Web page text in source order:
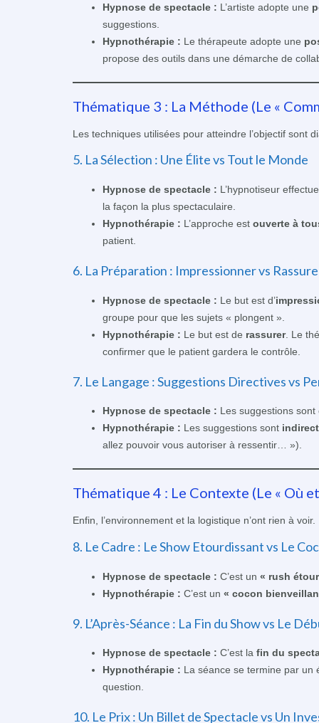
Hypnose de spectacle : L’artiste adopte une
suggestions.
Hypnothérapie : Le thérapeute adopte une
propose des outils dans une démarche de
Thématique 3 : La Méthode (Le «
Les techniques utilisées pour atteindre l’objectif sont
5. La Sélection : Une Élite vs Tout le Monde
Hypnose de spectacle : L’hypnotiseur
la façon la plus spectaculaire.
Hypnothérapie : L’approche est ouverte à
patient.
6. La Préparation : Impressionner vs
Hypnose de spectacle : Le but est d’
groupe pour que les sujets « plongent ».
Hypnothérapie : Le but est de rassurer. Le
confirmer que le patient gardera le contrôle.
7. Le Langage : Suggestions Directives vs
Hypnose de spectacle : Les suggestions sont
Hypnothérapie : Les suggestions sont
allez pouvoir vous autoriser à ressentir… »).
Thématique 4 : Le Contexte (Le « Où
Enfin, l’environnement et la logistique n’ont rien à voir.
8. Le Cadre : Le Show Etourdissant vs Le
Hypnose de spectacle : C’est un « rush
Hypnothérapie : C’est un « cocon
9. L’Après-Séance : La Fin du Show vs Le
Hypnose de spectacle : C’est la fin du
Hypnothérapie : La séance se termine par
question.
10. Le Prix : Un Billet de Spectacle vs Un